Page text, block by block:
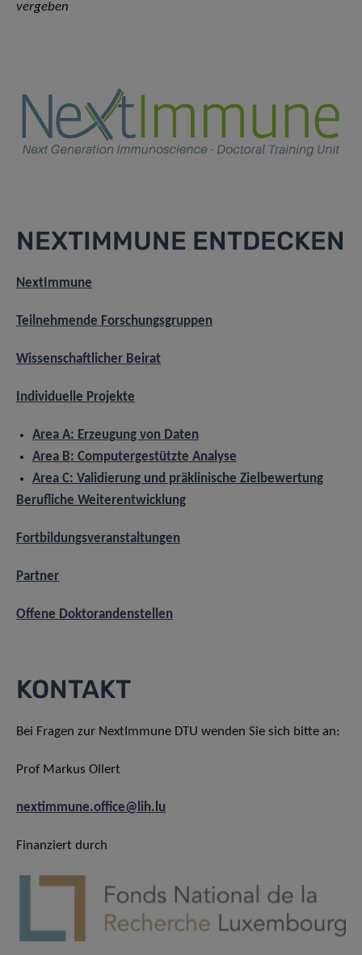
vergeben
NEXTIMMUNE ENTDECKEN
NextImmune
Teilnehmende Forschungsgruppen
Wissenschaftlicher Beirat
Individuelle Projekte
Area A: Erzeugung von Daten
Area B: Computergestützte Analyse
Area C: Validierung und präklinische Zielbewertung
Berufliche Weiterentwicklung
Fortbildungsveranstaltungen
Partner
Offene Doktorandenstellen
KONTAKT
Bei Fragen zur NextImmune DTU wenden Sie sich bitte an:
Prof Markus Ollert
nextimmune.office@lih.lu
Finanziert durch